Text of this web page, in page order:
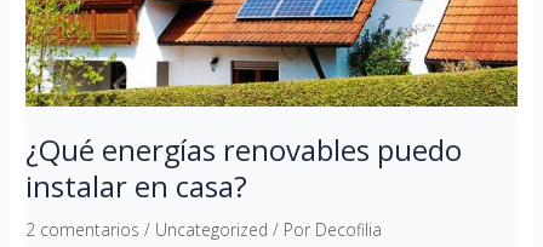
¿Qué energías renovables puedo
instalar en casa?
2 comentarios / Uncategorized / Por Decofilia